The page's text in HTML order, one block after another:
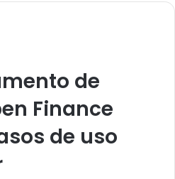
de
Finance
de uso